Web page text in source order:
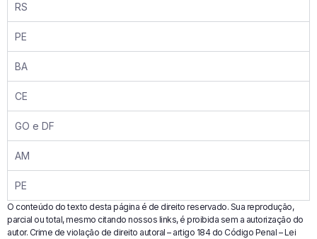
RS
PE
BA
CE
GO e DF
AM
PE
O conteúdo do texto desta página é de direito reservado. Sua reprodução,
parcial ou total, mesmo citando nossos links, é proibida sem a autorização do
autor. Crime de violação de direito autoral – artigo 184 do Código Penal – Lei